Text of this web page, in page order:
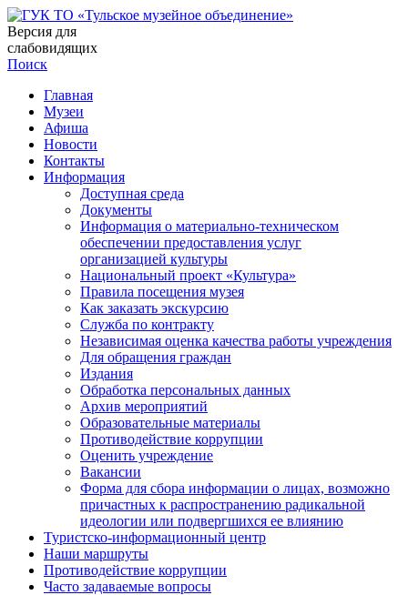
Версия для
слабовидящих
Поиск
Главная
Музеи
Афиша
Новости
Контакты
Информация
Доступная среда
Документы
Информация о материально-техническом
обеспечении предоставления услуг
организацией культуры
Национальный проект «Культура»
Правила посещения музея
Как заказать экскурсию
Служба по контракту
Независимая оценка качества работы учреждения
Для обращения граждан
Издания
Обработка персональных данных
Архив мероприятий
Образовательные материалы
Противодействие коррупции
Оценить учреждение
Вакансии
Форма для сбора информации о лицах, возможно
причастных к распространению радикальной
идеологии или подвергшихся ее влиянию
Туристско-информационный центр
Наши маршруты
Противодействие коррупции
Часто задаваемые вопросы